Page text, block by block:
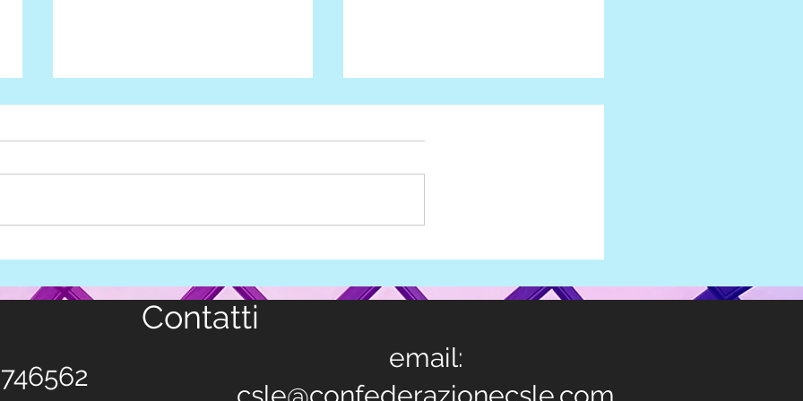
Rappresentanza libera
sciopero revocato 15 e 16
generale
Contatti
email: